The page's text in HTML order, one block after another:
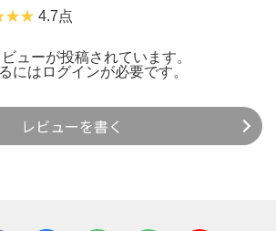
4.7点
ューが投稿されています。
には ログインが必要です。
レビューを書く